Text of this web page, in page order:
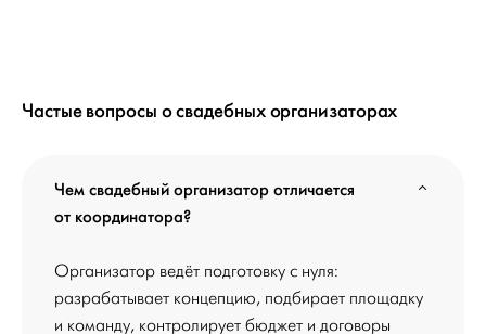
Частые вопросы о свадебных организаторах
Чем свадебный организатор отличается
от координатора?
Организатор ведёт подготовку с нуля:
разрабатывает концепцию, подбирает площадку
и команду, контролирует бюджет и договоры